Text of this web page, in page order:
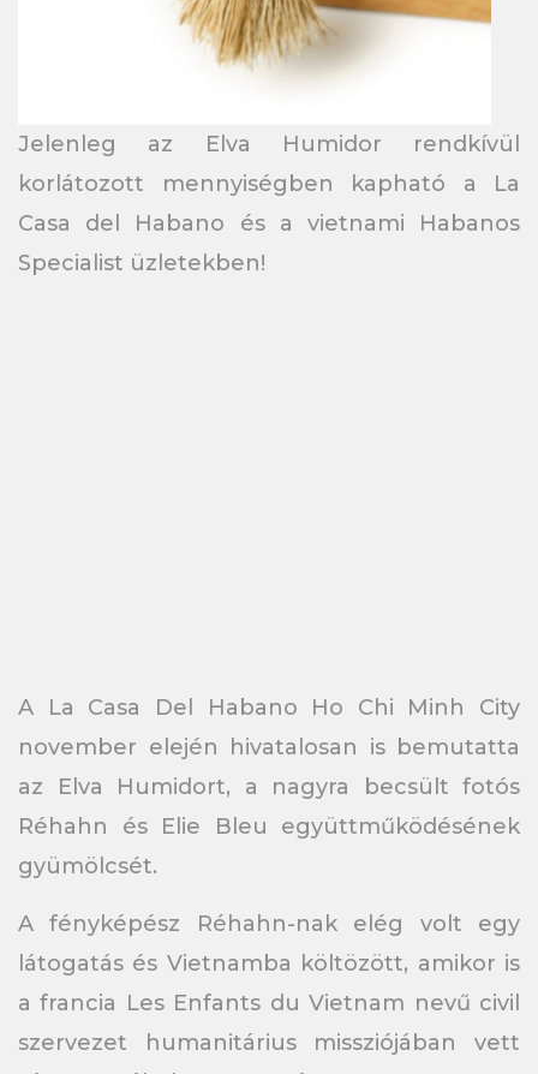
Jelenleg az Elva Humidor rendkívül
korlátozott mennyiségben kapható a La
Casa del Habano és a vietnami Habanos
Specialist üzletekben!
A La Casa Del Habano Ho Chi Minh City
november elején hivatalosan is bemutatta
az Elva Humidort, a nagyra becsült fotós
Réhahn és Elie Bleu együttműködésének
gyümölcsét.
A fényképész Réhahn-nak elég volt egy
látogatás és Vietnamba költözött, amikor is
a francia Les Enfants du Vietnam nevű civil
szervezet humanitárius missziójában vett